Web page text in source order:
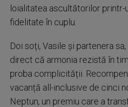
loialitatea ascultătorilor printr-
fidelitate în cuplu.
Doi soți, Vasile și partenera
direct că armonia rezistă în
proba complicității.
vacanță all-inclusive de cinci
Neptun, un premiu care a